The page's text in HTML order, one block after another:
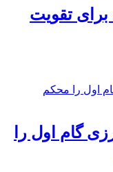
برای تقویت
گام اول را